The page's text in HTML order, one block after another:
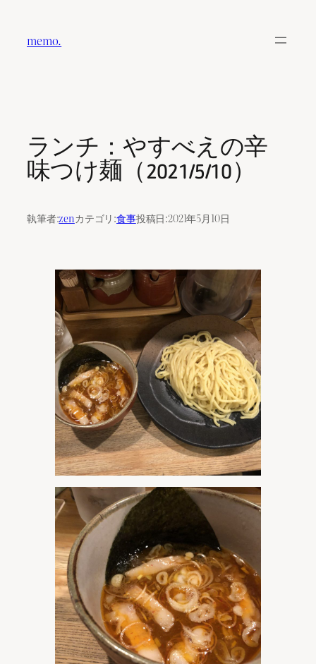
memo.
ランチ：やすべえの辛
味つけ麺（2021/5/10）
執筆者:zenカテゴリ:食事投稿日:2021年5月10日